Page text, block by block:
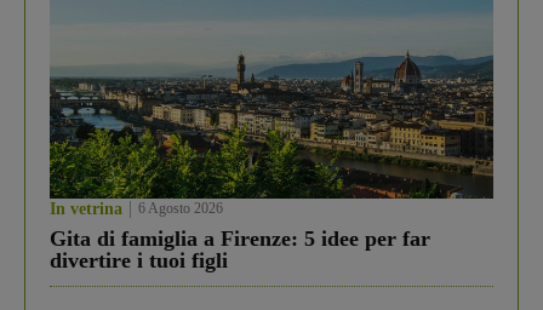
In vetrina 6 Agosto 2026
Gita di famiglia a Firenze: 5 idee per far
divertire i tuoi figli